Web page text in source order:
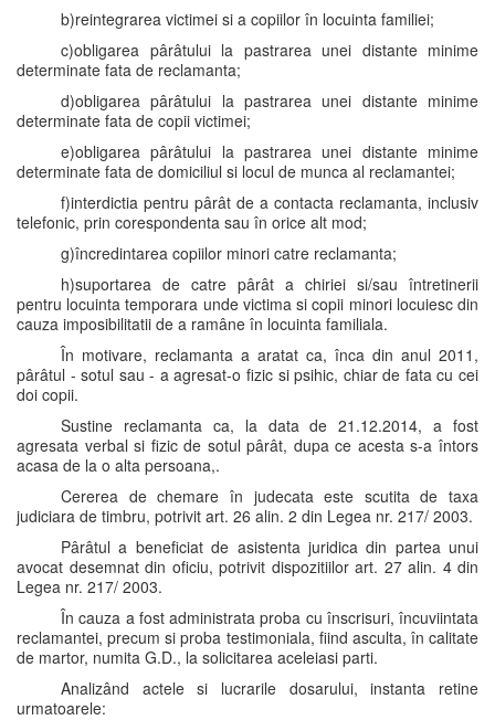
b)reintegrarea victimei si a copiilor în locuinta familiei;
c)obligarea pârâtului la pastrarea unei distante minime
determinate fata de reclamanta;
d)obligarea pârâtului la pastrarea unei distante minime
determinate fata de copii victimei;
e)obligarea pârâtului la pastrarea unei distante minime
determinate fata de domiciliul si locul de munca al reclamantei;
f)interdictia pentru pârât de a contacta reclamanta, inclusiv
telefonic, prin corespondenta sau în orice alt mod;
g)încredintarea copiilor minori catre reclamanta;
h)suportarea de catre pârât a chiriei si/sau întretinerii
pentru locuinta temporara unde victima si copii minori locuiesc din
cauza imposibilitatii de a ramâne în locuinta familiala.
În motivare, reclamanta a aratat ca, înca din anul 2011,
pârâtul - sotul sau - a agresat-o fizic si psihic, chiar de fata cu cei
doi copii.
Sustine reclamanta ca, la data de 21.12.2014, a fost
agresata verbal si fizic de sotul pârât, dupa ce acesta s-a întors
acasa de la o alta persoana,.
Cererea de chemare în judecata este scutita de taxa
judiciara de timbru, potrivit art. 26 alin. 2 din Legea nr. 217/ 2003.
Pârâtul a beneficiat de asistenta juridica din partea unui
avocat desemnat din oficiu, potrivit dispozitiilor art. 27 alin. 4 din
Legea nr. 217/ 2003.
În cauza a fost administrata proba cu înscrisuri, încuviintata
reclamantei, precum si proba testimoniala, fiind asculta, în calitate
de martor, numita G.D., la solicitarea aceleiasi parti.
Analizând actele si lucrarile dosarului, instanta retine
urmatoarele: